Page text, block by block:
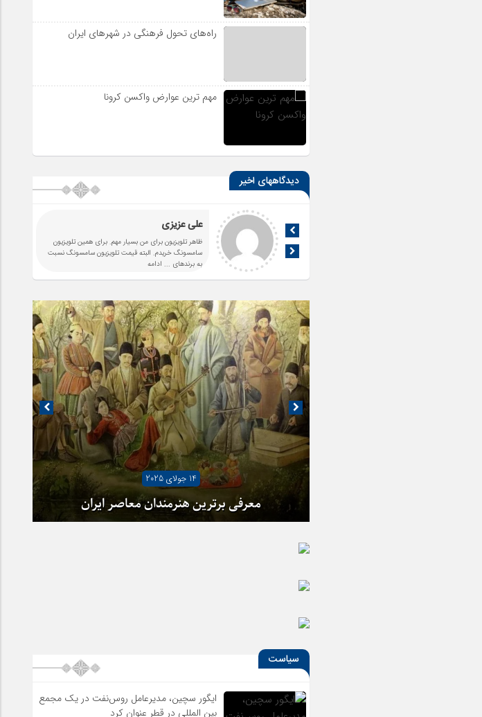
راه‌های تحول فرهنگی در شهرهای ایران
مهم ترین عوارض واکسن کرونا
دیدگاههای اخیر
علی عزیزی
ظاهر تلویزیون برای من بسیار مهم. برای همین تلویزیون
سامسونگ خریدم. البته قیمت تلویزیون سامسونگ نسبت
به برندهای ... ادامه
14 جولای 2025
معرفی برترین هنرمندان معاصر ایران
سیاست
ایگور سچین، مدیرعامل روس‌نفت در یک مجمع
بین المللی در قطر عنوان کرد